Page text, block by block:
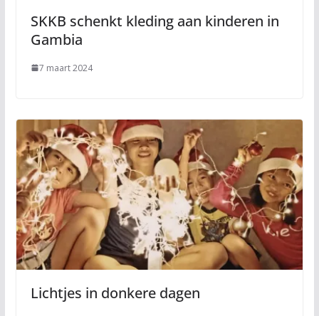
SKKB schenkt kleding aan kinderen in
Gambia
7 maart 2024
Lichtjes in donkere dagen